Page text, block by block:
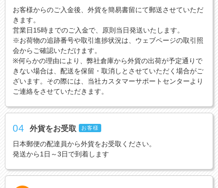
お客様からのご入金後、外貨を簡易書留にて郵送させていただ
きます。
営業日15時までのご入金で、原則当日発送いたします。
※お荷物の追跡番号や取引進捗状況は、ウェブページの取引照
会からご確認いただけます。
※何らかの理由により、弊社倉庫から外貨の出荷が予定通りで
きない場合は、配送を保留・取消しとさせていただく場合がご
ざいます。その際には、当社カスタマーサポートセンターより
ご連絡をさせていただきます。
04 外貨をお受取 お客様
日本郵便の配達員から外貨をお受取ください。
発送から1日～3日で到着します